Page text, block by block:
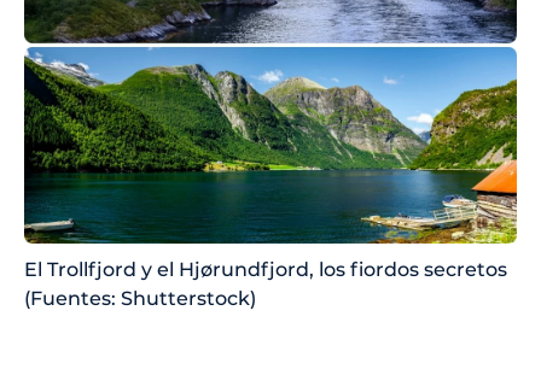
El Trollfjord y el Hjørundfjord, los fiordos secretos
(Fuentes: Shutterstock)